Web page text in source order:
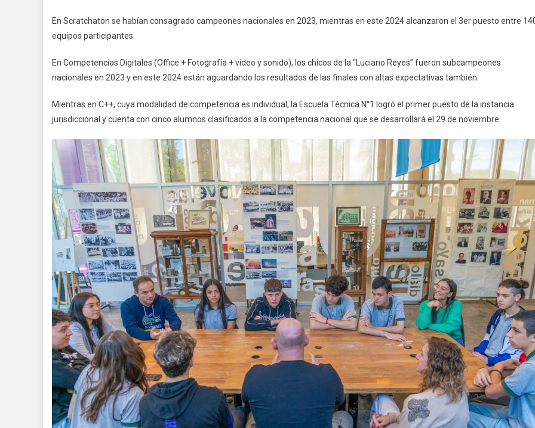
En Scratchaton se habían consagrado campeones nacionales en 2023, mientras en este 2024 alcanzaron el 3er puesto entre
equipos participantes.
En Competencias Digitales (Office + Fotografía + video y sonido), los chicos de la “Luciano Reyes” fueron subcampeones
nacionales en 2023 y en este 2024 están aguardando los resultados de las finales con altas expectativas también.
Mientras en C++, cuya modalidad de competencia es individual, la Escuela Técnica N°1 logró el primer puesto de la instancia
jurisdiccional y cuenta con cinco alumnos clasificados a la competencia nacional que se desarrollará el 29 de noviembre.